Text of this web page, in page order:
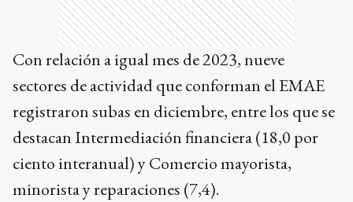
Con relación a igual mes de 2023, nueve
sectores de actividad que conforman el EMAE
registraron subas en diciembre, entre los que se
destacan Intermediación financiera (18,0 por
ciento interanual) y Comercio mayorista,
minorista y reparaciones (7,4).